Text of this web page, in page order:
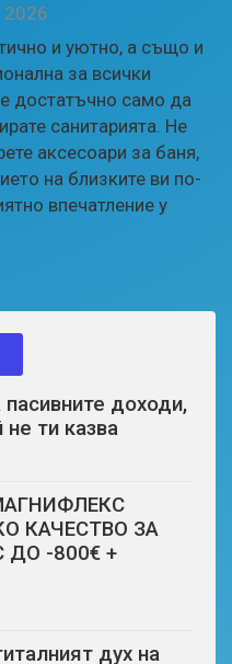
2026
и уютно, а също и
за всички
достатъчно само да
санитарията. Не
аксесоари за баня,
на близките ви по-
впечатление у
пасивните доходи,
не ти казва
КАЧЕСТВО ЗА
ДО -800€ +
дух на